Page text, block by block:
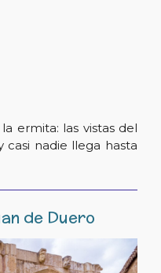
ermita: las vistas del
casi nadie llega hasta
de Duero